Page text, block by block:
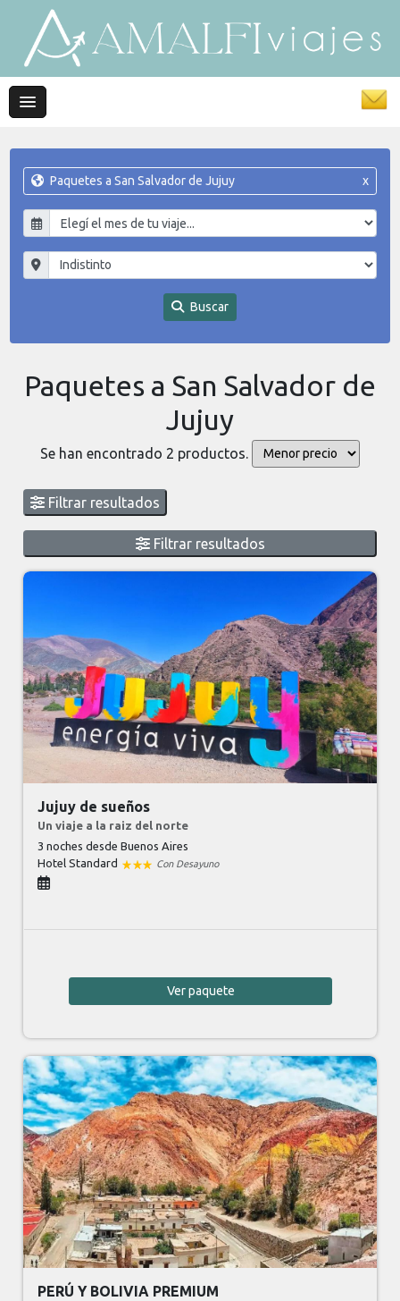
Paquetes a San Salvador de Jujuy x
Buscar
Paquetes a San Salvador de
Jujuy
Se han encontrado 2 productos.
Filtrar resultados
Filtrar resultados
Jujuy de sueños
Un viaje a la raiz del norte
3 nochesdesde Buenos Aires
Hotel Standard
Con Desayuno
Verpaquete
PERÚ Y BOLIVIA PREMIUM